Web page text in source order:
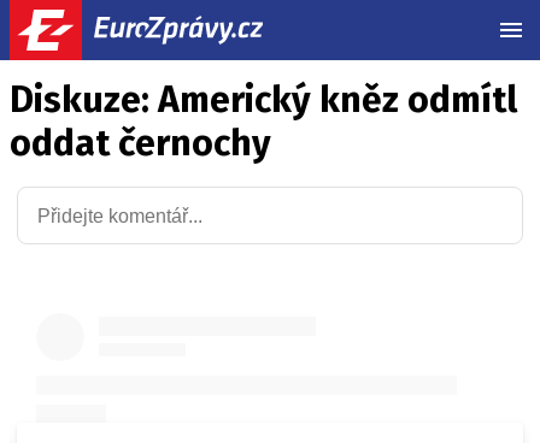
Diskuze: Americký kněz odmítl
oddat černochy